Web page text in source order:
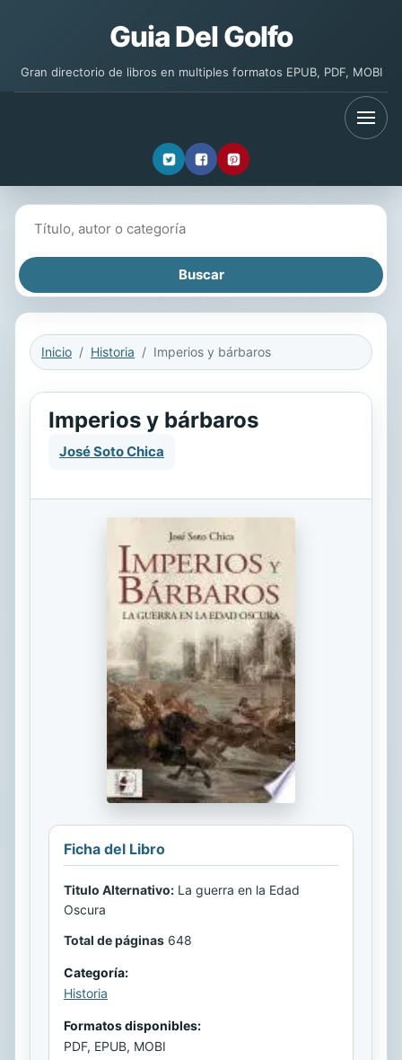
Guia Del Golfo
Gran directorio de libros en multiples formatos EPUB, PDF, MOBI
Inicio Historia Imperios y bárbaros
Imperios y bárbaros
José Soto Chica
Ficha del Libro
Titulo Alternativo: La guerra en la Edad
Oscura
Total de páginas 648
Categoría:
Historia
Formatos disponibles:
PDF, EPUB, MOBI